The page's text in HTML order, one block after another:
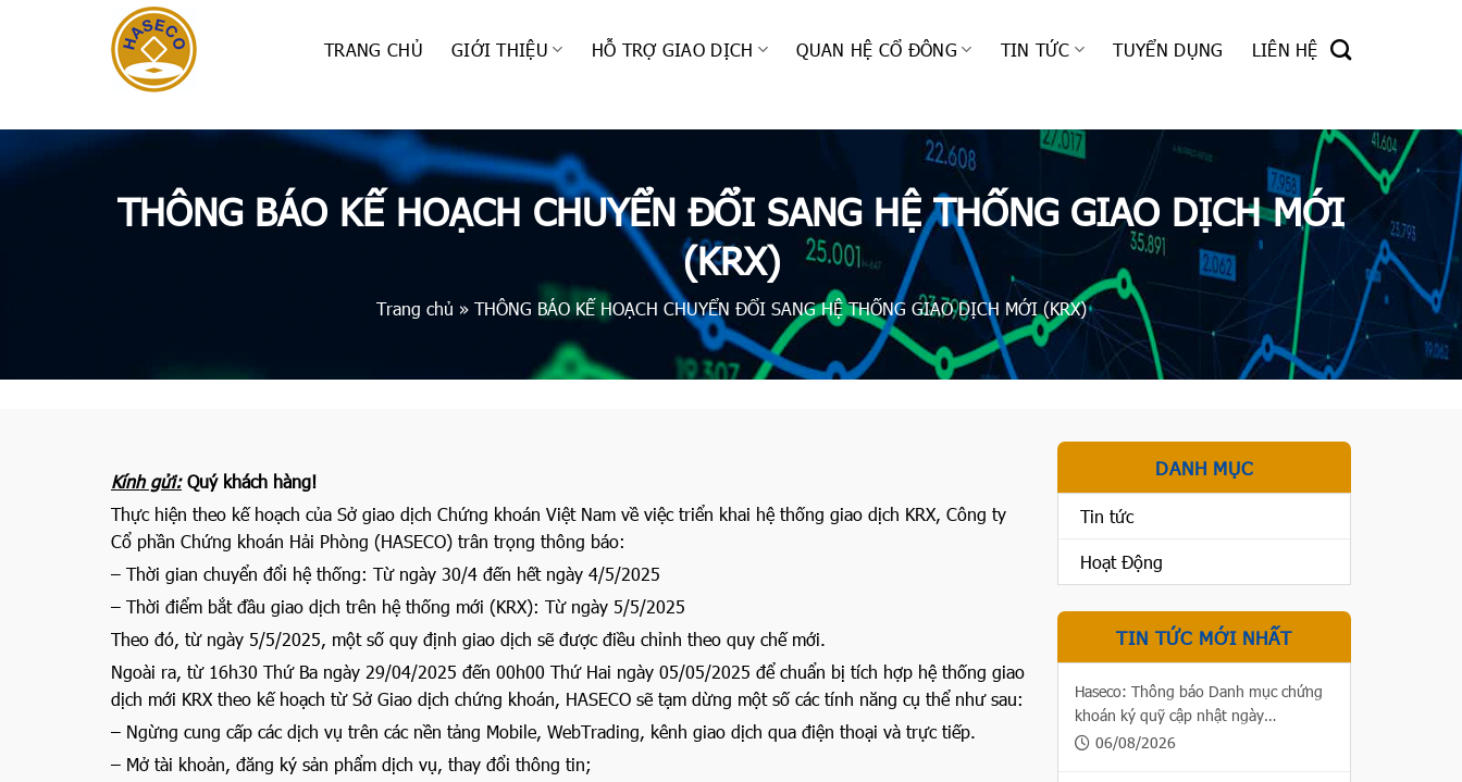
TRANG CHỦ GIỚI THIỆU HỖ TRỢ GIAO DỊCH QUAN HỆ CỔ ĐÔNG TIN TỨC TUYỂN DỤNG LIÊN HỆ
THÔNG BÁO KẾ HOẠCH CHUYỂN ĐỔI SANG HỆ THỐNG GIAO DỊCH MỚI
(KRX)
Trang chủ » THÔNG BÁO KẾ HOẠCH CHUYỂN ĐỔI SANG HỆ THỐNG GIAO DỊCH MỚI (KRX)
Kính gửi: Quý khách hàng!
Thực hiện theo kế hoạch của Sở giao dịch Chứng khoán Việt Nam về việc triển khai hệ thống giao dịch KRX, Công ty
Cổ phần Chứng khoán Hải Phòng (HASECO) trân trọng thông báo:
– Thời gian chuyển đổi hệ thống: Từ ngày 30/4 đến hết ngày 4/5/2025
– Thời điểm bắt đầu giao dịch trên hệ thống mới (KRX): Từ ngày 5/5/2025
Theo đó, từ ngày 5/5/2025, một số quy định giao dịch sẽ được điều chỉnh theo quy chế mới.
Ngoài ra, từ 16h30 Thứ Ba ngày 29/04/2025 đến 00h00 Thứ Hai ngày 05/05/2025 để chuẩn bị tích hợp hệ thống giao
dịch mới KRX theo kế hoạch từ Sở Giao dịch chứng khoán, HASECO sẽ tạm dừng một số các tính năng cụ thể như sau:
– Ngừng cung cấp các dịch vụ trên các nền tảng Mobile, WebTrading, kênh giao dịch qua điện thoại và trực tiếp.
– Mở tài khoản, đăng ký sản phẩm dịch vụ, thay đổi thông tin;
DANH MỤC
Tin tức
Hoạt Động
TIN TỨC MỚI NHẤT
Haseco: Thông báo Danh mục chứng
khoán ký quỹ cập nhật ngày
06/08/2026
06/08/2026